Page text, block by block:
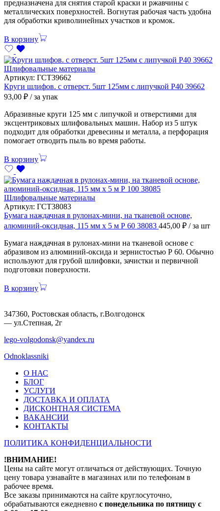
предназначена для снятия старой краски и ржавчины с
металлических поверхностей. Вогнутая рабочая часть удобна
для обработки криволинейных участков и кромок.
В корзину
Шлифовальные материалы
Артикул: ГСТ39662
Круги шлифов. с отверст. 5шт 125мм с липучкой Р40 39662
93,00 ₽ / за упак
Абразивные круги 125 мм с липучкой и отверстиями для
эксцентриковых шлифовальных машин. Набор из 5 штук
подходит для обработки древесины и металла, а перфорация
помогает отводить пыль во время работы.
В корзину
Шлифовальные материалы
Артикул: ГСТ38083
Бумага наждачная в рулонах-мини, на тканевой основе,
алюминий-оксидная, 115 мм х 5 м Р 60 38083 445,00 ₽ / за шт
Бумага наждачная в рулонах-мини на тканевой основе с
абразивом из алюминий-оксида и зернистостью Р 60. Обычно
используют для грубой шлифовки, зачистки и первичной
подготовки поверхности.
В корзину
347360, Ростовская область, г.Волгодонск
— ул.Степная, 2г
lego-volgodonsk@yandex.ru
Odnoklassniki
О НАС
БЛОГ
УСЛУГИ
ДОСТАВКА И ОПЛАТА
ДИСКОНТНАЯ СИСТЕМА
ВАКАНСИИ
КОНТАКТЫ
ПОЛИТИКА КОНФИДЕНЦИАЛЬНОСТИ
!ВНИМАНИЕ!
Цены на сайте могут отличаться от действующих. Точную
цену товара узнавайте в магазинах или по телефонам в
рабочее время.
Все заказы принимаются на сайте круглосуточно,
обрабатываются ежедневно с понедельника по пятницу с